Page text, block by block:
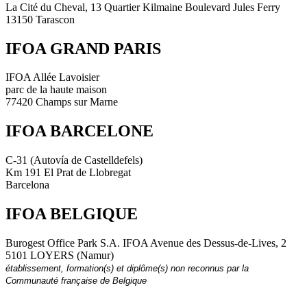
La Cité du Cheval, 13 Quartier Kilmaine Boulevard Jules Ferry
13150 Tarascon
IFOA GRAND PARIS
IFOA Allée Lavoisier
parc de la haute maison
77420 Champs sur Marne
IFOA BARCELONE
C-31 (Autovía de Castelldefels)
Km 191 El Prat de Llobregat
Barcelona
IFOA BELGIQUE
Burogest Office Park S.A. IFOA Avenue des Dessus-de-Lives, 2
5101 LOYERS (Namur)
établissement, formation(s) et diplôme(s) non reconnus par la
Communauté française de Belgique